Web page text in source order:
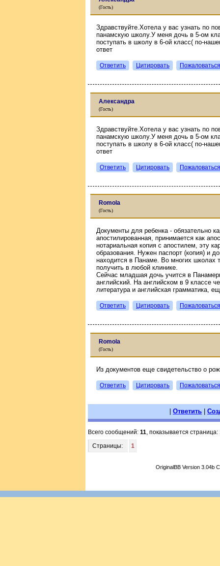
(Гость)
Здравствуйте.Хотела у вас узнать по
панамскую школу.У меня дочь в 5-ом
поступать в школу в 6-ой класс( по-
ответ
Ответить Цитировать Пожаловаться
Александра
(Гость)
Здравствуйте.Хотела у вас узнать по
панамскую школу.У меня дочь в 5-ом
поступать в школу в 6-ой класс( по-
ответ
Ответить Цитировать Пожаловаться
Romola
(Гость)
Документы для ребенка - обязательно
апостилированная, принимается как
нотариальная копия с апостилем, эту
образования. Нужен паспорт (копия) и
находится в Панаме. Во многих школах
получить в любой клинике.
Сейчас младшая дочь учится в
английский. На английском в 9 классе
литература и английская грамматика,
Ответить Цитировать Пожаловаться
Romola
(Гость)
Из документов еще свидетельство о
Ответить Цитировать Пожаловаться
| Ответить |
Всего сообщений: 11 , показывается страница:
Страницы:
1
OriginalBB Version 3.04b